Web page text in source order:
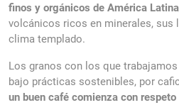
finos y orgánicos de América Latina
volcánicos ricos en minerales, sus
clima templado.
Оформленнякредиту онлайн на
будь-який час, навіть уночі чи у
обробляються автоматично, а
Los granos con los que
bajo prácticas sostenibles, por
un buen café comienza con